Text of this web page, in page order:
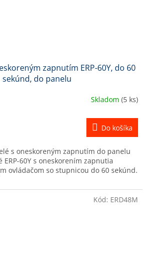
zapnutím ERP-60Y, do 60
sekúnd, do panelu
Skladom (5 ks)
Do košíka
s oneskoreným zapnutím do panelu
ERP-60Y s oneskorením zapnutia
ovládačom so stupnicou do 60 sekúnd.
Kód: ERD48M